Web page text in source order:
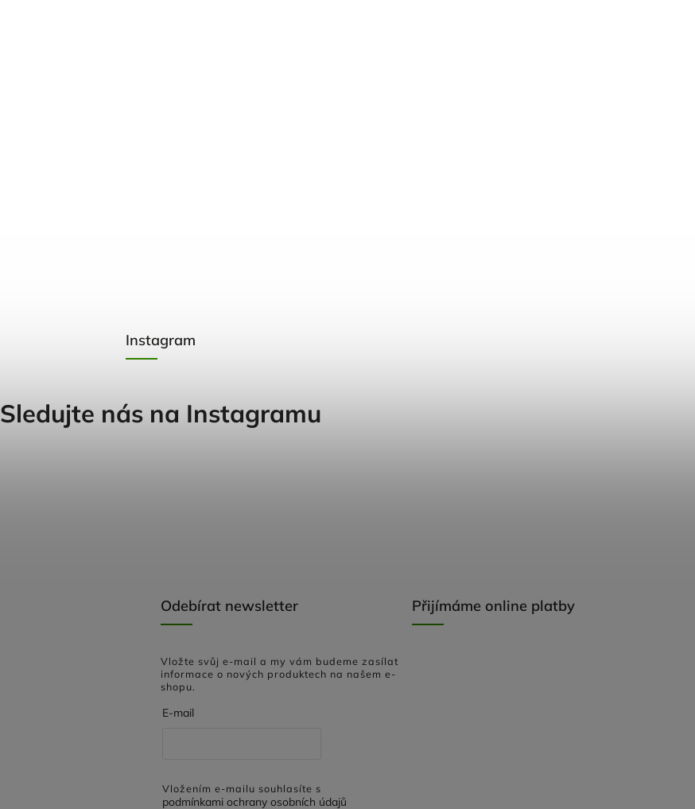
Odebírat newsletter
Vložte svůj e-mail a my vám budeme zasílat
informace o nových produktech na našem e-
shopu.
E-mail
Vložením e-mailu souhlasíte s
podmínkami ochrany osobních údajů
Přijímáme online platby
Instagram
Sledujte nás na Instagramu